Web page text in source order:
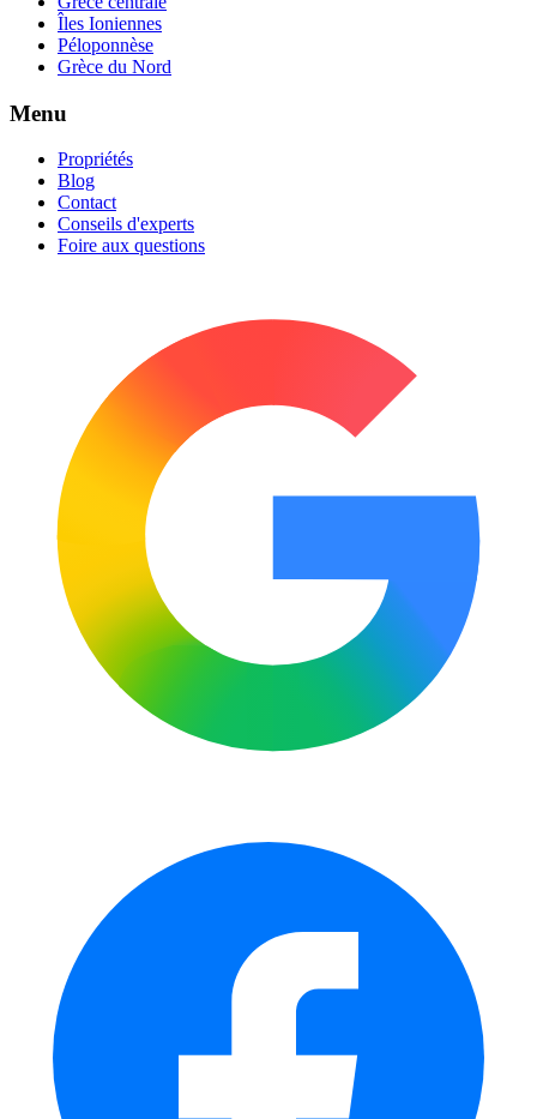
Îles Ioniennes
Péloponnèse
Grèce du Nord
Menu
Propriétés
Blog
Contact
Conseils d'experts
Foire aux questions